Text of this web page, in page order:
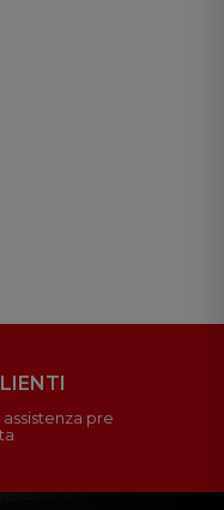
pre